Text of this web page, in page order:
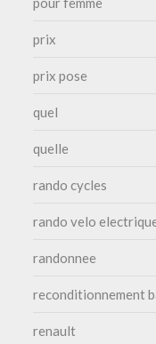
prix
prix pose
quel
quelle
rando cycles
rando velo
randonnee
reconditionnement
renault